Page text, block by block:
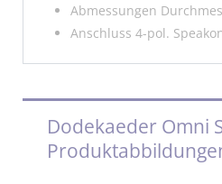
Abmessungen
Anschluss 4-pol.
Dodekaeder Omni